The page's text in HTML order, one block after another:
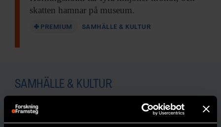
skatten hamnar på museum.
PREMIUM SAMHÄLLE & KULTUR
SAMHÄLLE & KULTUR